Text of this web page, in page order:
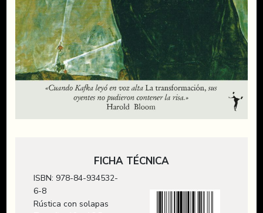
FICHA TÉCNICA
ISBN: 978-84-934532-
6-8
Rústica con solapas